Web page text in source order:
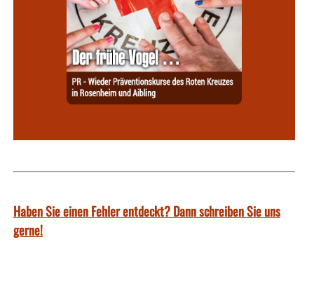
Haben Sie einen Fehler entdeckt? Dann schreiben Sie uns
gerne!